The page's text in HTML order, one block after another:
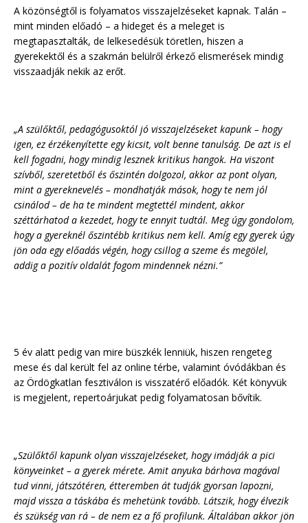
A közönségtől is folyamatos visszajelzéseket kapnak. Talán –
mint minden előadó – a hideget és a meleget is
megtapasztalták, de lelkesedésük töretlen, hiszen a
gyerekektől és a szakmán belülről érkező elismerések mindig
visszaadják nekik az erőt.
„A szülőktől, pedagógusoktól jó visszajelzéseket kapunk – hogy
igen, ez érzékenyítette egy kicsit, volt benne tanulság. De azt is el
kell fogadni, hogy mindig lesznek kritikus hangok. Ha viszont
szívből, szeretetből és őszintén dolgozol, akkor az pont olyan,
mint a gyereknevelés – mondhatják mások, hogy te nem jól
csinálod – de ha te mindent megtettél mindent, akkor
széttárhatod a kezedet, hogy te ennyit tudtál. Meg úgy gondolom,
hogy a gyereknél őszintébb kritikus nem kell. Amíg egy gyerek úgy
jön oda egy előadás végén, hogy csillog a szeme és megölel,
addig a pozitív oldalát fogom mindennek nézni.”
5 év alatt pedig van mire büszkék lenniük, hiszen rengeteg
mese és dal került fel az online térbe, valamint óvódákban és
az Ördögkatlan fesztiválon is visszatérő előadók. Két könyvük
is megjelent, repertoárjukat pedig folyamatosan bővítik.
„Szülőktől kapunk olyan visszajelzéseket, hogy imádják a pici
könyveinket – a gyerek mérete. Amit anyuka bárhova magával
tud vinni, játszótéren, étteremben át tudják gyorsan lapozni,
majd vissza a táskába és mehetünk tovább. Látszik, hogy élvezik
és szükség van rá – de nem ez a fő profilunk. Általában akkor jön